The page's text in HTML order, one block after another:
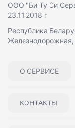
О СЕРВИСЕ
КОНТАКТЫ
ООО "Би Ту Си
23.11.2018 г
Республика
Железнодорожная,